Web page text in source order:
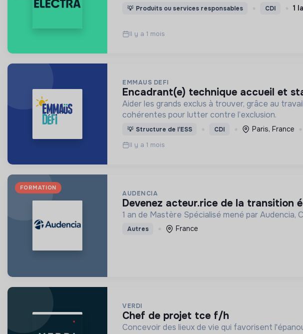
💡 Produits ou services responsables CDI 1
Il y a 1 mois
EMMAUS DEFI
encadrant(e) technique accueil et
Aider les grands exclus à trouver, grâce au
cohérentes pour lutter contre l’exclusion.
💡 Structure de l’ESS CDI Paris, France
Il y a 1 mois
FORMATION
AUDENCIA
devenez acteur.rice de la transition
1 an de Mastère Spécialisé mené par
Autres France
VERDI
chef de projet tce f/h
Concevoir des lieux de vie qui favorisent